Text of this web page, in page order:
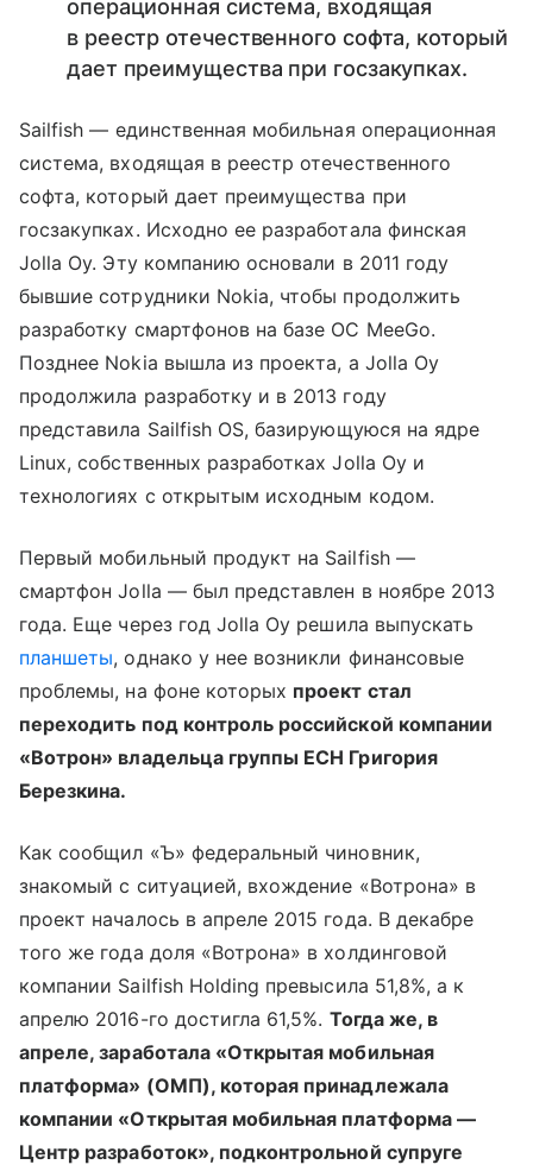
операционная система, входящая
в реестр отечественного софта, который
дает преимущества при госзакупках.
Sailfish — единственная мобильная операционная
система, входящая в реестр отечественного
софта, который дает преимущества при
госзакупках. Исходно ее разработала финская
Jolla Oy. Эту компанию основали в 2011 году
бывшие сотрудники Nokia, чтобы продолжить
разработку смартфонов на базе ОС MeeGo.
Позднее Nokia вышла из проекта, а Jolla Oy
продолжила разработку и в 2013 году
представила Sailfish OS, базирующуюся на ядре
Linux, собственных разработках Jolla Oy и
технологиях с открытым исходным кодом.
Первый мобильный продукт на Sailfish —
смартфон Jolla — был представлен в ноябре 2013
года. Еще через год Jolla Oy решила выпускать
планшеты, однако у нее возникли финансовые
проблемы, на фоне которых проект стал
переходить под контроль российской компании
«Вотрон» владельца группы ЕСН Григория
Березкина.
Как сообщил «Ъ» федеральный чиновник,
знакомый с ситуацией, вхождение «Вотрона» в
проект началось в апреле 2015 года. В декабре
того же года доля «Вотрона» в холдинговой
компании Sailfish Holding превысила 51,8%, а к
апрелю 2016-го достигла 61,5%. Тогда же, в
апреле, заработала «Открытая мобильная
платформа» (ОМП), которая принадлежала
компании «Открытая мобильная платформа —
Центр разработок», подконтрольной супруге